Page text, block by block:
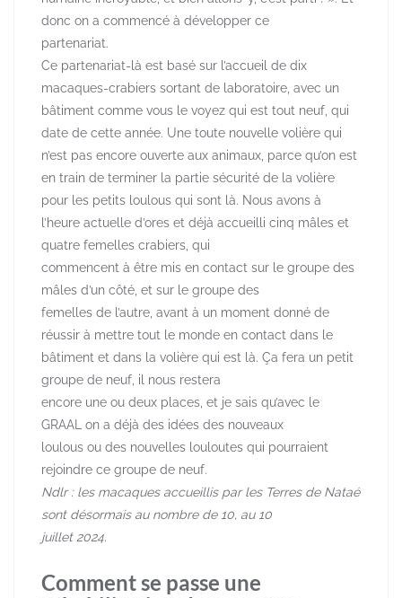
donc on a commencé à développer ce
partenariat.
Ce partenariat-là est basé sur l’accueil de dix
macaques-crabiers sortant de laboratoire, avec un
bâtiment comme vous le voyez qui est tout neuf, qui
date de cette année. Une toute nouvelle volière qui
n’est pas encore ouverte aux animaux, parce qu’on est
en train de terminer la partie sécurité de la volière
pour les petits loulous qui sont là. Nous avons à
l’heure actuelle d’ores et déjà accueilli cinq mâles et
quatre femelles crabiers, qui
commencent à être mis en contact sur le groupe des
mâles d’un côté, et sur le groupe des
femelles de l’autre, avant à un moment donné de
réussir à mettre tout le monde en contact dans le
bâtiment et dans la volière qui est là. Ça fera un petit
groupe de neuf, il nous restera
encore une ou deux places, et je sais qu’avec le
GRAAL on a déjà des idées des nouveaux
loulous ou des nouvelles louloutes qui pourraient
rejoindre ce groupe de neuf.
Ndlr : les macaques accueillis par les Terres de Nataé
sont désormais au nombre de 10, au 10
juillet 2024.
Comment se passe une